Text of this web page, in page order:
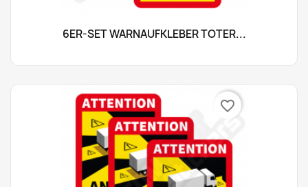
6ER-SET WARNAUFKLEBER TOTER...
favorite_border